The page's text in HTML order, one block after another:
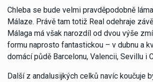
Chleba se bude velmi pravděpodobně
Málaze. Právě tam totiž Real odehraje
Málaga má však narozdíl od dvou výše
formu naprosto fantastickou – v dubnu a
domácí půdě Barcelonu, Valencii, Sevillu i
Další z andalusijkých celků navíc koučuje